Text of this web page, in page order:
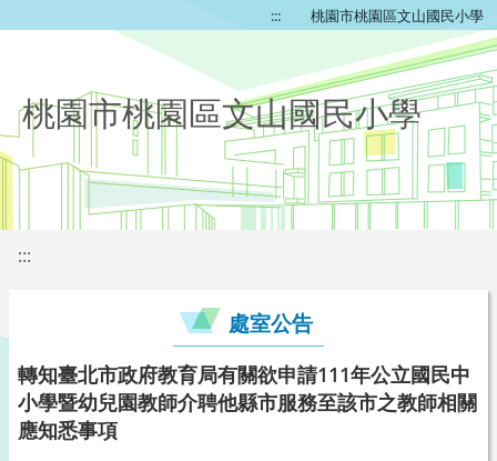
::: 桃園市桃園區文山國民小學
桃園市桃園區文山國民小學
:::
處室公告
轉知臺北市政府教育局有關欲申請111年公立國民中
小學暨幼兒園教師介聘他縣市服務至該市之教師相關
應知悉事項